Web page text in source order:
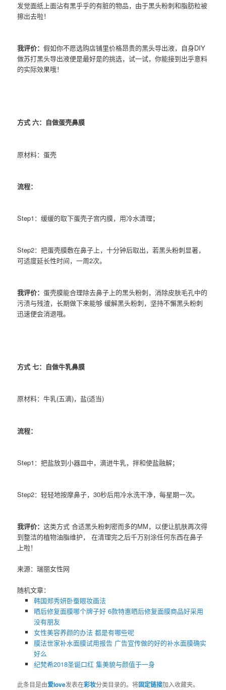
发觉面纸上面沾有黑乎乎的有脏的物品，由于黑头粉刺和脂肪粒被
擦出去啦！
我评价：假如你不愿选购店铺里价格昂贵的黑头导出液，自身DIY
做苏打黑头导出液便是最好是的挑选，试一试，你能接到出乎意料
的实际效果哦！
方式 六：自做蛋壳鼻膜
原材料：蛋壳
流程：
Step1：缓缓的取下蛋壳子宫内膜，用冷水清理；
Step2：把蛋壳膜敷在鼻子上，十分钟后取出，若黑头粉刺显著，
可适度延长性时间，一周2次。
我评价：蛋壳膜能合理除去鼻子上的黑头粉刺，消除皮肤毛孔中的
污渍与残渣，长期做下来能够 缓解黑头粉刺，坚持不懈黑头粉刺
迅速便会消退哦。
方式 七：自做牛乳鼻膜
原材料：牛乳(五滴)，盐(适当)
流程：
Step1：把盐放到小器皿中，滴进牛乳，拌和使盐融解；
Step2：轻轻地按摩鼻子，30秒后用冷水洗干净，每星期一次。
我评价：这类方式 合适黑头粉刺密而多的MM，以便让肌肤再次得
到整洁的植物油脂维护， 在清理完之后千万别涂任何东西在鼻子
上啦！
来源：瑞丽女性网
随机文章：
韩国郑秀妍卧蚕眼妆画法
晒后修复面膜哪个牌子好 6款特惠晒后修复面膜商品好采用
没有朋友
女性美容养颜的办法 都是有哪些呢
膜法世家补水面膜试用报告 广告宣传做的好的补水面膜确实
好么
纪梵希2018圣诞口红 集美貌与颜值于一身
此条目是由爱love发表在彩妆分类目录的。将固定链接加入收藏夹。